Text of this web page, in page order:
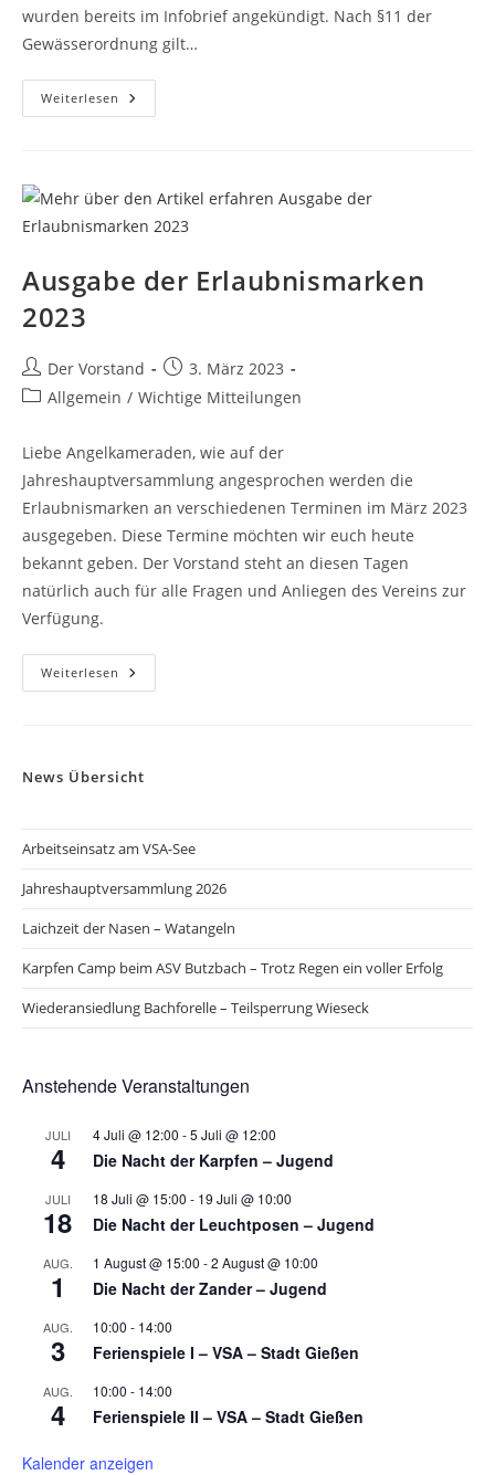
wurden bereits im Infobrief angekündigt. Nach §11 der
Gewässerordnung gilt…
Weiterlesen Jugendangelcamp
2023
Ausgabe der Erlaubnismarken
2023
Beitrags-
Autor:
Der Vorstand
Beitrag
veröffentlicht:
3. März 2023
Beitrags-
Allgemein / Wichtige Mitteilungen
Liebe Angelkameraden, wie auf der
Jahreshauptversammlung angesprochen werden die
Erlaubnismarken an verschiedenen Terminen im März 2023
ausgegeben. Diese Termine möchten wir euch heute
bekannt geben. Der Vorstand steht an diesen Tagen
natürlich auch für alle Fragen und Anliegen des Vereins zur
Verfügung.
Weiterlesen Ausgabe
Der
News Übersicht
Arbeitseinsatz am VSA-See
Jahreshauptversammlung 2026
Laichzeit der Nasen – Watangeln
Karpfen Camp beim ASV Butzbach – Trotz Regen ein voller Erfolg
Wiederansiedlung Bachforelle – Teilsperrung Wieseck
Anstehende Veranstaltungen
JULI
4
4 Juli @ 12:00 -5 Juli @ 12:00
Die Nacht der Karpfen – Jugend
JULI
18
18 Juli @ 15:00 - 19 Juli @ 10:00
Die Nacht der Leuchtposen – Jugend
AUG.
1
1 August @ 15:00 -2 August @ 10:00
Die Nacht der Zander – Jugend
AUG.
3
10:00 - 14:00
Ferienspiele I – VSA – Stadt Gießen
AUG.
4
10:00 - 14:00
Ferienspiele II – VSA – Stadt Gießen
Kalender anzeigen